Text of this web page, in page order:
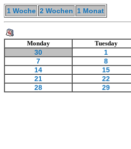
1 Woche 2 Wochen 1 Monat
Monday Tuesday
30 1
7
8
14
15
21
22
28
29